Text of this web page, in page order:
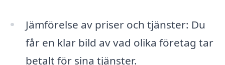
Jämförelse av priser och tjänster: Du
får en klar bild av vad olika företag tar
betalt för sina tjänster.